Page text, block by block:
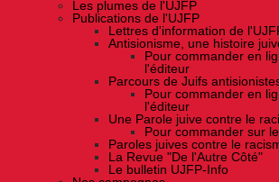
Les plumes de l'UJFP
Publications de l'UJFP
Lettres d'information de
Antisionisme, une histoire
Pour commander en
l'éditeur
Parcours de Juifs
Pour commander en
l'éditeur
Une Parole juive contre le
Pour commander sur
Paroles juives contre le
La Revue "De l'Autre Côté"
Le bulletin UJFP-Info